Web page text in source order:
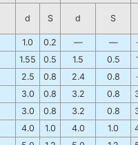
d S d S
1.0 0.2 ― ―
1.55 0.5 1.5 0.5
2.5 0.8 2.4 0.8
3.0 0.8 3.2 0.8
3.0 0.8 3.2 0.8
4.0 1.0 4.0 1.0